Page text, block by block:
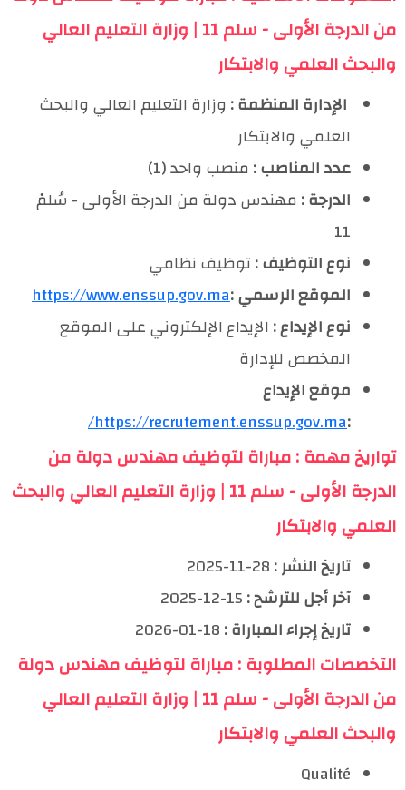
من الدرجة الأولى - سلم 11 | وزارة التعليم العالي
والبحث العلمي والابتكار
️ الإدارة المنظمة :وزارة التعليم العالي والبحث
العلمي والابتكار
عدد المناصب :منصب واحد (1)
الدرجة :مهندس دولة من الدرجة الأولى - سُلمْ
11
نوع التوظيف :توظيف نظامي
الموقع الرسمي :https://www.enssup.gov.ma
نوع الإيداع :الإيداع الإلكتروني على الموقع
المخصص للإدارة
موقع الإيداع
https://recrutement.enssup.gov.ma/
تواريخ مهمة : مباراة لتوظيف مهندس دولة من
الدرجة الأولى - سلم 11 | وزارة التعليم العالي والبحث
العلمي والابتكار
تاريخ النشر :28-11-2025
آخر أجل للترشح :15-12-2025
تاريخ إجراء المباراة :18-01-2026
التخصصات المطلوبة : مباراة لتوظيف مهندس دولة
من الدرجة الأولى - سلم 11 | وزارة التعليم العالي
والبحث العلمي والابتكار
Qualité